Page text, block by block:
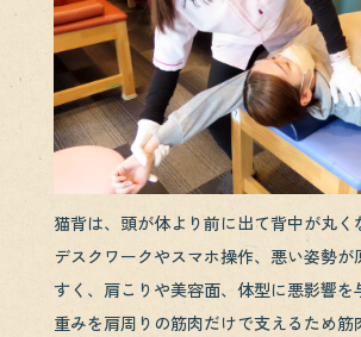
猫背は、頭が体より前に出て背中が丸く
デスクワークやスマホ操作、悪い姿勢が
すく、肩こりや美容面、体型に悪影響を
重みを肩周りの筋肉だけで支えるため筋